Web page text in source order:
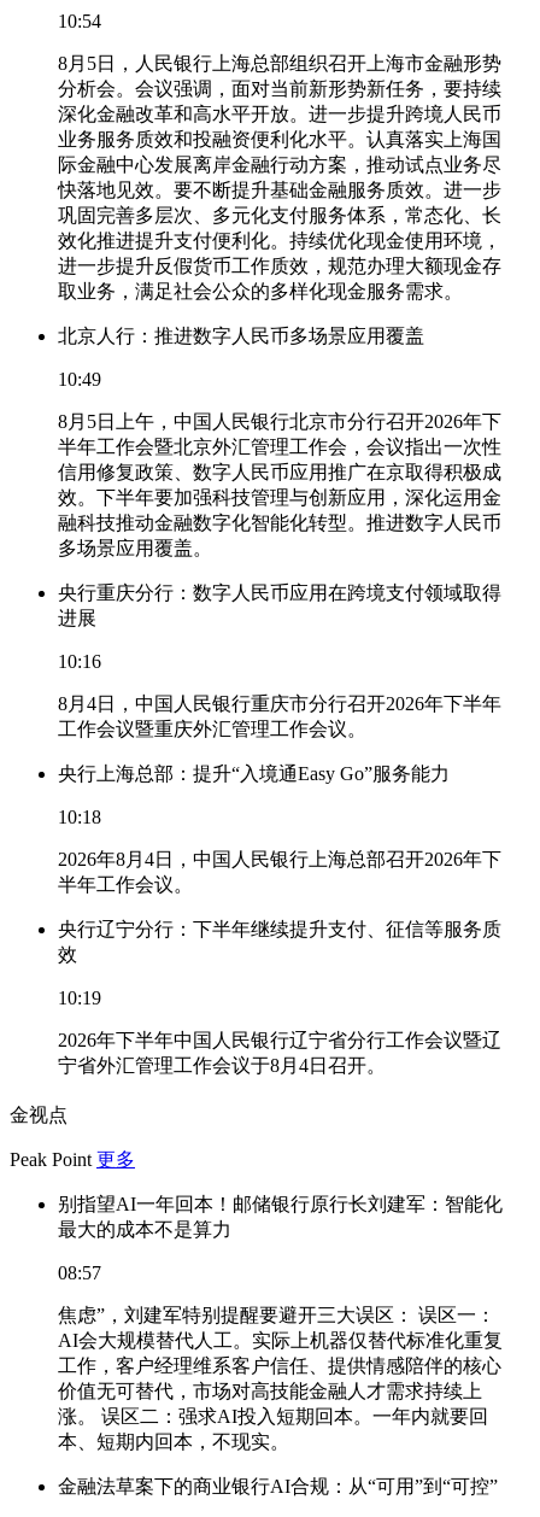
10:54
8月5日，人民银行上海总部组织召开上海市金融形势
分析会。会议强调，面对当前新形势新任务，要持续
深化金融改革和高水平开放。进一步提升跨境人民币
业务服务质效和投融资便利化水平。认真落实上海国
际金融中心发展离岸金融行动方案，推动试点业务尽
快落地见效。要不断提升基础金融服务质效。进一步
巩固完善多层次、多元化支付服务体系，常态化、长
效化推进提升支付便利化。持续优化现金使用环境，
进一步提升反假货币工作质效，规范办理大额现金存
取业务，满足社会公众的多样化现金服务需求。
北京人行：推进数字人民币多场景应用覆盖
10:49
8月5日上午，中国人民银行北京市分行召开2026年下
半年工作会暨北京外汇管理工作会，会议指出一次性
信用修复政策、数字人民币应用推广在京取得积极成
效。下半年要加强科技管理与创新应用，深化运用金
融科技推动金融数字化智能化转型。推进数字人民币
多场景应用覆盖。
央行重庆分行：数字人民币应用在跨境支付领域取得
进展
10:16
8月4日，中国人民银行重庆市分行召开2026年下半年
工作会议暨重庆外汇管理工作会议。
央行上海总部：提升“入境通Easy Go”服务能力
10:18
2026年8月4日，中国人民银行上海总部召开2026年下
半年工作会议。
央行辽宁分行：下半年继续提升支付、征信等服务质
效
10:19
2026年下半年中国人民银行辽宁省分行工作会议暨辽
宁省外汇管理工作会议于8月4日召开。
金视点
Peak Point 更多
别指望AI一年回本！邮储银行原行长刘建军：智能化
最大的成本不是算力
08:57
焦虑”，刘建军特别提醒要避开三大误区： 误区一：
AI会大规模替代人工。实际上机器仅替代标准化重复
工作，客户经理维系客户信任、提供情感陪伴的核心
价值无可替代，市场对高技能金融人才需求持续上
涨。 误区二：强求AI投入短期回本。一年内就要回
本、短期内回本，不现实。
金融法草案下的商业银行AI合规：从“可用”到“可控”